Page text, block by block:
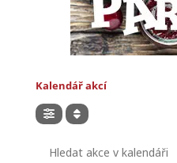
Kalendář akcí